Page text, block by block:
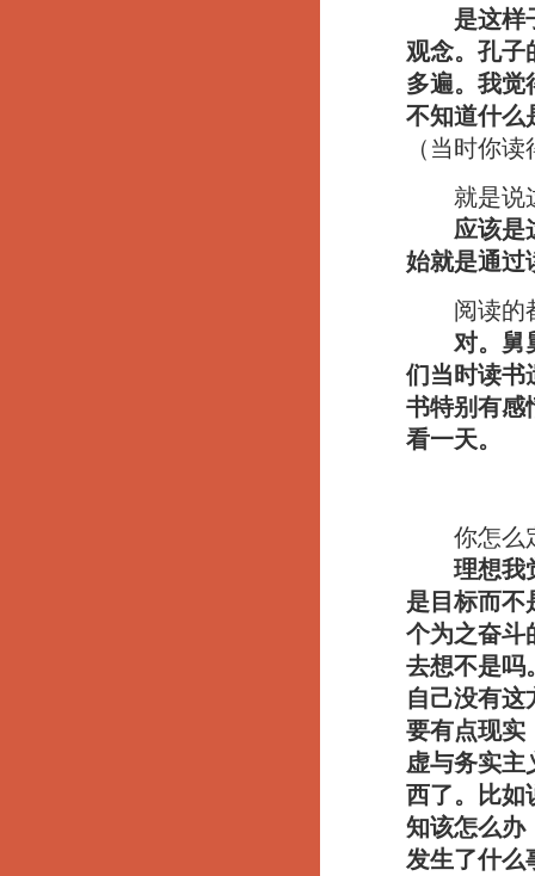
是这样
观念。孔子
多遍。我觉
不知道什么
（当时你
就是说这
应该是
始就是通过
阅读的都
对。舅
们当时读书
书特别有感
看一天。
你怎么定
理想我
是目标而不
个为之奋斗
去想不是吗
自己没有这
要有点现实
虚与务实主
西了。比如
知该怎么办
发生了什么